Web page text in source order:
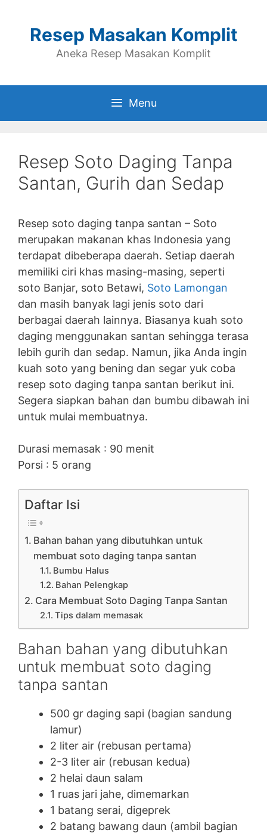
contentResep Masakan Komplit
Aneka Resep Masakan Komplit
Menu
Resep Soto Daging Tanpa
Santan, Gurih dan Sedap
Resep soto daging tanpa santan – Soto
merupakan makanan khas Indonesia yang
terdapat dibeberapa daerah. Setiap daerah
memiliki ciri khas masing-masing, seperti
soto Banjar, soto Betawi, Soto Lamongan
dan masih banyak lagi jenis soto dari
berbagai daerah lainnya. Biasanya kuah soto
daging menggunakan santan sehingga terasa
lebih gurih dan sedap. Namun, jika Anda ingin
kuah soto yang bening dan segar yuk coba
resep soto daging tanpa santan berikut ini.
Segera siapkan bahan dan bumbu dibawah ini
untuk mulai membuatnya.
Durasi memasak : 90 menit
Porsi : 5 orang
Daftar Isi
Bahan bahan yang dibutuhkan untuk
membuat soto daging tanpa santan
Bumbu Halus
Bahan Pelengkap
Cara Membuat Soto Daging Tanpa Santan
Tips dalam memasak
Bahan bahan yang dibutuhkan
untuk membuat soto daging
tanpa santan
500 gr daging sapi (bagian sandung
lamur)
2 liter air (rebusan pertama)
2-3 liter air (rebusan kedua)
2 helai daun salam
1 ruas jari jahe, dimemarkan
1 batang serai, digeprek
2 batang bawang daun (ambil bagian